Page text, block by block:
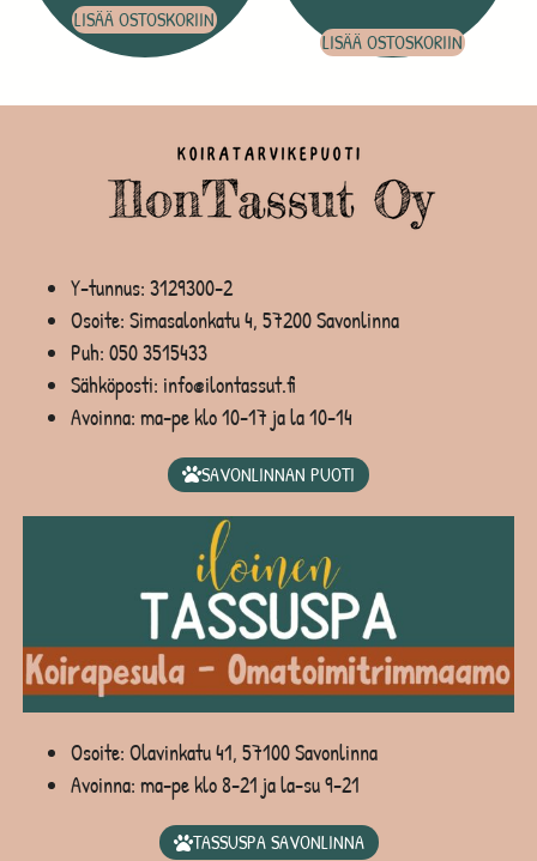
LISÄÄ OSTOSKORIIN
LISÄÄ OSTOSKORIIN
Y-tunnus: 3129300-2
Osoite: Simasalonkatu 4, 57200 Savonlinna
Puh: 050 3515433
Sähköposti: info@ilontassut.fi
Avoinna: ma-pe klo 10-17 ja la 10-14
SAVONLINNAN PUOTI
Osoite: Olavinkatu 41, 57100 Savonlinna
Avoinna: ma-pe klo 8-21 ja la-su 9-21
TASSUSPA SAVONLINNA